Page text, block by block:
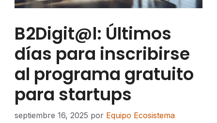
B2Digit@l: Últimos
días para inscribirse
al programa gratuito
para startups
septiembre 16, 2025 por Equipo Ecosistema